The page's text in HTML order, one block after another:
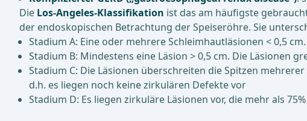
Die Los-Angeles-Klassifikation ist das am häufigste
der endoskopischen Betrachtung der Speiseröhre. Sie
Stadium A: Eine oder mehrere Schleimhautläsionen < 0,5
Stadium B: Mindestens eine Läsion > 0,5 cm. Die Läsionen
Stadium C: Die Läsionen überschreiten die Spitzen
d.h. es liegen noch keine zirkulären Defekte vor
Stadium D: Es liegen zirkuläre Läsionen vor, die mehr als